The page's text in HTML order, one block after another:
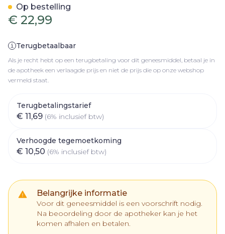
€ 22,99
Terugbetaalbaar
Als je recht hebt op een terugbetaling voor dit geneesmiddel, betaal je in
de apotheek een verlaagde prijs en niet de prijs die op onze webshop
vermeld staat.
Terugbetalingstarief
€ 11,69 (6% inclusief btw)
Verhoogde tegemoetkoming
€ 10,50 (6% inclusief btw)
Belangrijke informatie
Voor dit geneesmiddel is een voorschrift nodig.
Na beoordeling door de apotheker kan je het
komen afhalen en betalen.
Op bestelling